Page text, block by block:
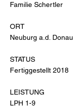
Familie Schertler
ORT
Neuburg a.d. Donau
STATUS
Fertiggestellt 2018
LEISTUNG
LPH 1-9